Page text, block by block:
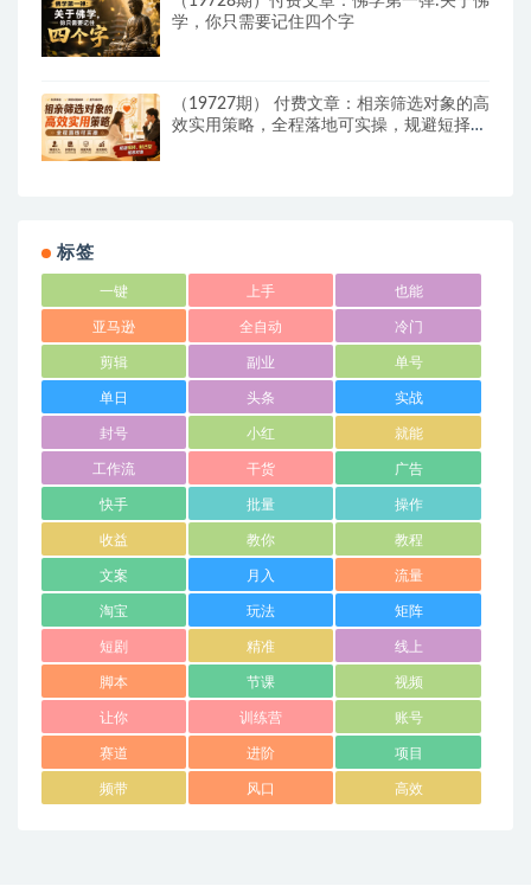
学，你只需要记住四个字
（19727期） 付费文章：相亲筛选对象的高
效实用策略，全程落地可实操，规避短择、
标签
一键 上手 也能
亚马逊 全自动 冷门
剪辑 副业 单号
单日 头条 实战
封号 小红 就能
工作流 干货 广告
快手 批量 操作
收益 教你 教程
文案 月入 流量
淘宝 玩法 矩阵
短剧 精准 线上
脚本 节课 视频
让你 训练营 账号
赛道 进阶 项目
频带 风口 高效